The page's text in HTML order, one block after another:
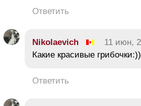
Ответить
Nikolaevich 11 июн,
Какие красивые грибочки:))
Ответить